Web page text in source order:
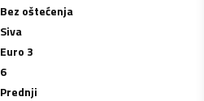
Bez oštećenja
Siva
Euro 3
6
Prednji